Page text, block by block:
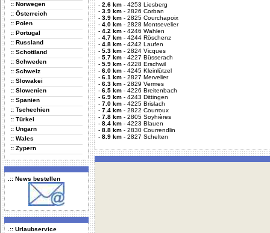
:: Norwegen
:: Österreich
:: Polen
:: Portugal
:: Russland
:: Schottland
:: Schweden
:: Schweiz
:: Slowakei
:: Slowenien
:: Spanien
:: Tschechien
:: Türkei
:: Ungarn
:: Wales
:: Zypern
.:: News bestellen
.:: Urlaubservice
- 2.6 km - 4253 Liesberg
- 3.9 km - 2826 Corban
- 3.9 km - 2825 Courchapoix
- 4.0 km - 2828 Montsevelier
- 4.2 km - 4246 Wahlen
- 4.7 km - 4244 Röschenz
- 4.8 km - 4242 Laufen
- 5.3 km - 2824 Vicques
- 5.7 km - 4227 Büsserach
- 5.9 km - 4228 Erschwil
- 6.0 km - 4245 Kleinlützel
- 6.1 km - 2827 Mervelier
- 6.3 km - 2829 Vermes
- 6.5 km - 4226 Breitenbach
- 6.9 km - 4243 Dittingen
- 7.0 km - 4225 Brislach
- 7.4 km - 2822 Courroux
- 7.8 km - 2805 Soyhières
- 8.4 km - 4223 Blauen
- 8.8 km - 2830 Courrendlin
- 8.9 km - 2827 Schelten